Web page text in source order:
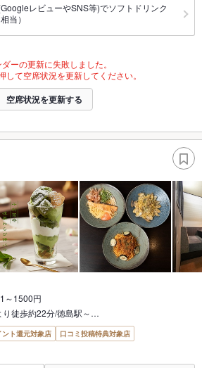
レビューやSNS等)でソフトドリンク
当）
ーの更新に失敗しました。
して空席状況を更新してください。
空席状況を更新する
～1500円
り徒歩約22分/徳島駅～…
ント還元対象店
口コミ投稿特典対象店